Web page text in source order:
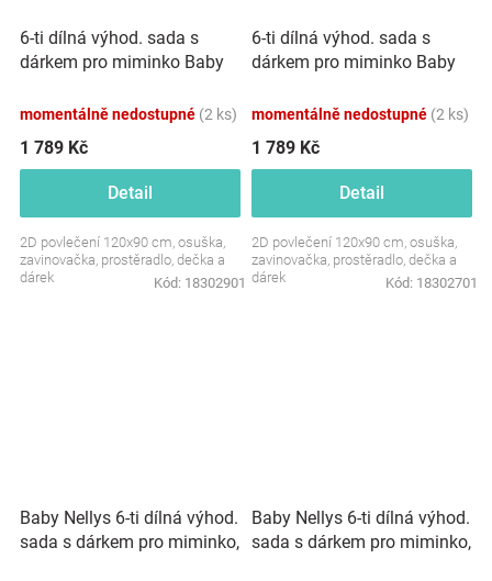
6-ti dílná výhod. sada s
dárkem pro miminko Baby
mráčku, béžová
momentálně nedostupné (2 ks)
1 789 Kč
Detail
2D povlečení 120x90 cm, osuška,
zavinovačka, prostěradlo, dečka a
dárek
Kód: 18302901
6-ti dílná výhod. sada s
dárkem pro miminko Baby
mráčku, modrá
momentálně nedostupné (2 ks)
1 789 Kč
Detail
2D povlečení 120x90 cm, osuška,
zavinovačka, prostěradlo, dečka a
dárek
Kód: 18302701
Baby Nellys 6-ti dílná výhod.
sada s dárkem pro miminko,
Baby Nellys 6-ti dílná výhod.
sada s dárkem pro miminko,